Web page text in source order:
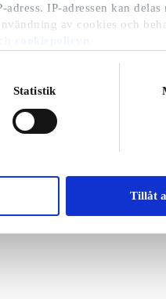
IP-adressen kan delas
av cookies och
Statistik
Tillåt